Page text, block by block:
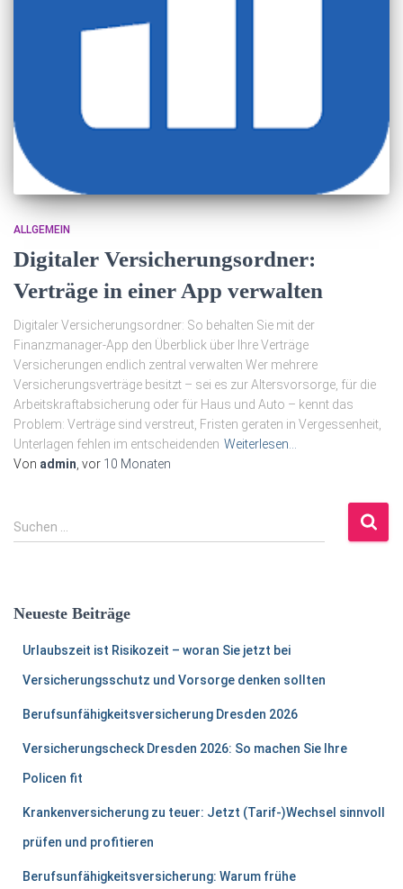
ALLGEMEIN
Digitaler Versicherungsordner:
Verträge in einer App verwalten
Digitaler Versicherungsordner: So behalten Sie mit der
Finanzmanager-App den Überblick über Ihre Verträge
Versicherungen endlich zentral verwalten Wer mehrere
Versicherungsverträge besitzt – sei es zur Altersvorsorge, für die
Arbeitskraftabsicherung oder für Haus und Auto – kennt das
Problem: Verträge sind verstreut, Fristen geraten in Vergessenheit,
Unterlagen fehlen im entscheidenden Weiterlesen…
Von admin , vor 10 Monaten
S
u
n
Suchen …
Neueste Beiträge
Urlaubszeit ist Risikozeit – woran Sie jetzt bei
Versicherungsschutz und Vorsorge denken sollten
Berufsunfähigkeitsversicherung Dresden 2026
Versicherungscheck Dresden 2026: So machen Sie Ihre
Policen fit
Krankenversicherung zu teuer: Jetzt (Tarif-)Wechsel sinnvoll
prüfen und profitieren
Berufsunfähigkeitsversicherung: Warum frühe